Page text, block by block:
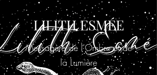
LILITH ESMÉE
Messagère de l'Ombre et de
la Lumière